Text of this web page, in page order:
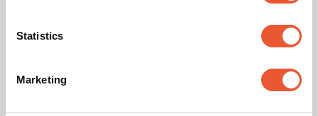
Statistics
Marketing